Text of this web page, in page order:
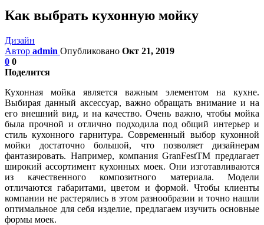
Как выбрать кухонную мойку
Дизайн
Автор admin Опубликовано Окт 21, 2019
0 0
Поделится
Кухонная мойка является важным элементом на кухне.
Выбирая данный аксессуар, важно обращать внимание и на
его внешний вид, и на качество. Очень важно, чтобы мойка
была прочной и отлично подходила под общий интерьер и
стиль кухонного гарнитура. Современный выбор кухонной
мойки достаточно большой, что позволяет дизайнерам
фантазировать. Например, компания GranFestТМ предлагает
широкий ассортимент кухонных моек. Они изготавливаются
из качественного композитного материала. Модели
отличаются габаритами, цветом и формой. Чтобы клиенты
компании не растерялись в этом разнообразии и точно нашли
оптимальное для себя изделие, предлагаем изучить основные
формы моек.